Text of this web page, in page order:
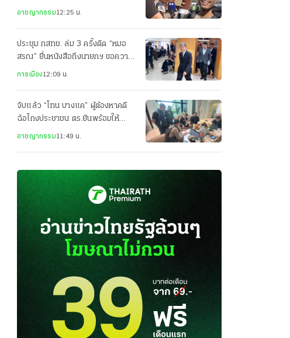
อาชญากรรม12:25 น.
ประชุม กสทช. ล่ม 3 ครั้งติด “หมอ
สรณ” ยื่นหนังสือถึงนายกฯ ขอความ
เป็นธรรม
การเมือง12:09 น.
จับแล้ว “โทน บางแค” ผู้ต้องหาคดี
ฉ้อโกงประชาชน ตร.ยันพร้อมให้
อาชญากรรม11:49 น.